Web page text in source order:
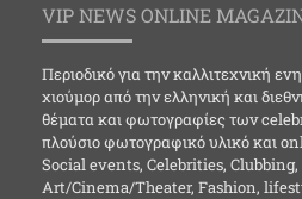
VIP NEWS ONLINE
Περιοδικό για την καλλιτεχνική
χιούμορ από την ελληνική και
θέματα και φωτογραφίες των
πλούσιο φωτογραφικό υλικό και
Social events, Celebrities,
Art/Cinema/Theater, Fashion,